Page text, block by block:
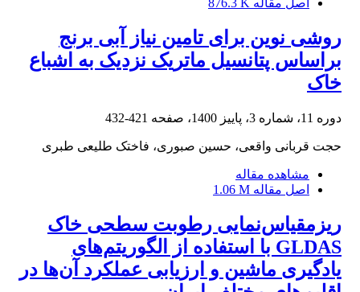
اصل مقاله 876.3 K
روشی نوین برای تامین نیاز آبی برنج
براساس پتانسیل ماتریک نزدیک به اشباع
خاک
دوره 11، شماره 3، پاییز 1400، صفحه 421-432
حجت قربانی واقعی، حسین صبوری، فاختک طلیعی طبری
مشاهده مقاله
اصل مقاله 1.06 M
ریز‌مقیاس‌نمایی رطوبت سطحی خاک
GLDAS با استفاده از الگوریتم‌های
یادگیری ماشین و ارزیابی عملکرد آن‌ها در